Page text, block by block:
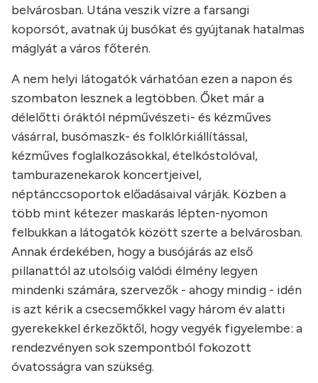
belvárosban. Utána veszik vízre a farsangi
koporsót, avatnak új busókat és gyújtanak hatalmas
máglyát a város főterén.
A nem helyi látogatók várhatóan ezen a napon és
szombaton lesznek a legtöbben. Őket már a
délelőtti óráktól népművészeti- és kézműves
vásárral, busómaszk- és folklórkiállítással,
kézműves foglalkozásokkal, ételkóstolóval,
tamburazenekarok koncertjeivel,
néptánccsoportok előadásaival várják. Közben a
több mint kétezer maskarás lépten-nyomon
felbukkan a látogatók között szerte a belvárosban.
Annak érdekében, hogy a busójárás az első
pillanattól az utolsóig valódi élmény legyen
mindenki számára, szervezők - ahogy mindig - idén
is azt kérik a csecsemőkkel vagy három év alatti
gyerekekkel érkezőktől, hogy vegyék figyelembe: a
rendezvényen sok szempontból fokozott
óvatosságra van szükség.